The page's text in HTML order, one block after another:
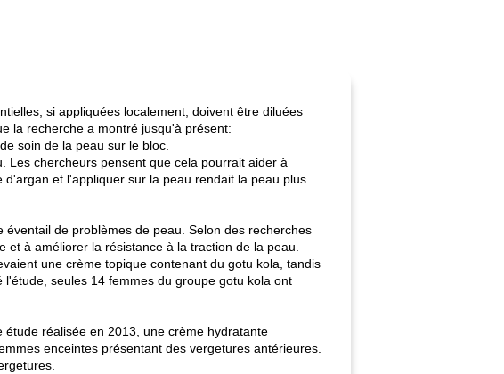
si appliquées localement, doivent être diluées
la recherche a montré jusqu'à présent:
soin de la peau sur le bloc.
Les chercheurs pensent que cela pourrait aider à
et l'appliquer sur la peau rendait la peau plus
de problèmes de peau. Selon des recherches
à améliorer la résistance à la traction de la peau.
une crème topique contenant du gotu kola, tandis
seules 14 femmes du groupe gotu kola ont
réalisée en 2013, une crème hydratante
enceintes présentant des vergetures antérieures.